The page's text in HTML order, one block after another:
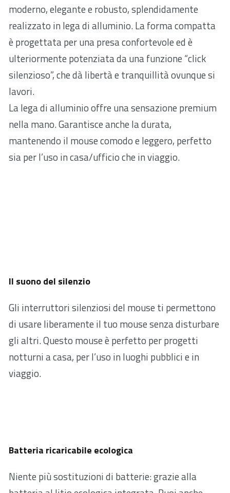
moderno, elegante e robusto, splendidamente
realizzato in lega di alluminio. La forma compatta
è progettata per una presa confortevole ed è
ulteriormente potenziata da una funzione “click
silenzioso”, che dà libertà e tranquillità ovunque si
lavori.
La lega di alluminio offre una sensazione premium
nella mano. Garantisce anche la durata,
mantenendo il mouse comodo e leggero, perfetto
sia per l’uso in casa/ufficio che in viaggio.
Il suono del silenzio
Gli interruttori silenziosi del mouse ti permettono
di usare liberamente il tuo mouse senza disturbare
gli altri. Questo mouse è perfetto per progetti
notturni a casa, per l’uso in luoghi pubblici e in
viaggio.
Batteria ricaricabile ecologica
Niente più sostituzioni di batterie: grazie alla